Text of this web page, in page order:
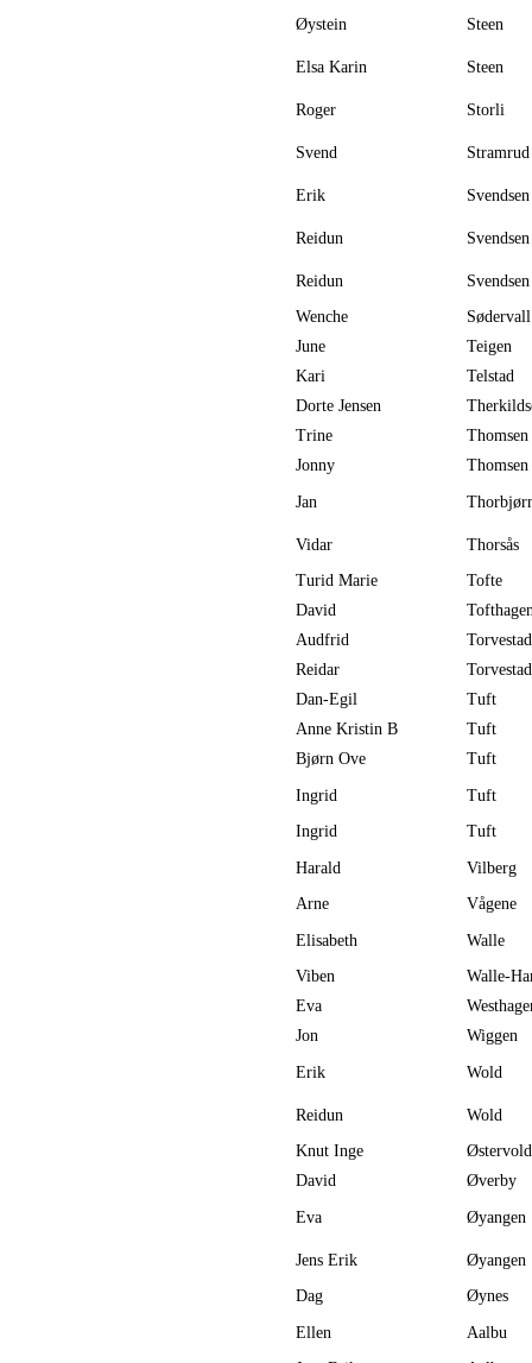
Øystein Steen
Elsa Karin Steen
Roger Storli
Svend Stramrud
Erik Svendsen
Reidun Svendsen
Reidun
Svendsen
Wenche
Sødervall
June
Teigen
Kari
Telstad
Dorte Jensen
Trine
Thomsen
Jonny
Thomsen
Jan
Vidar
Thorsås
Turid Marie
Tofte
David
Audfrid
Torvestad
Reidar
Torvestad
Dan-Egil
Tuft
Anne Kristin B
Tuft
Bjørn Ove
Tuft
Ingrid
Tuft
Ingrid
Tuft
Harald
Vilberg
Arne
Vågene
Elisabeth
Walle
Viben
Walle-
Eva
Jon
Wiggen
Erik Wold
Reidun
Wold
Knut Inge
Østervold
David
Øverby
Eva Øyangen
Jens Erik
Øyangen
Dag
Øynes
Ellen
Aalbu